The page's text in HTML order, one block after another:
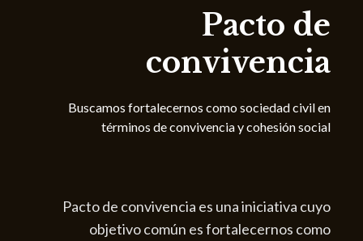
Pacto de
convivencia
Buscamos fortalecernos como sociedad civil en
términos de convivencia y cohesión social
Pacto de convivencia es una iniciativa cuyo
objetivo común es fortalecernos como